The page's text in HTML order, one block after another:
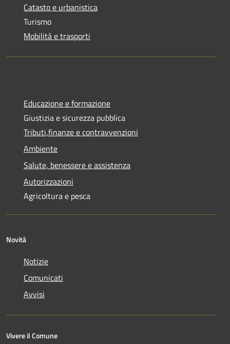
Catasto e urbanistica
Turismo
Mobilità e trasporti
Educazione e formazione
Giustizia e sicurezza pubblica
Tributi,finanze e contravvenzioni
Ambiente
Salute, benessere e assistenza
Autorizzazioni
Agricoltura e pesca
Novità
Notizie
Comunicati
Avvisi
Vivere il Comune